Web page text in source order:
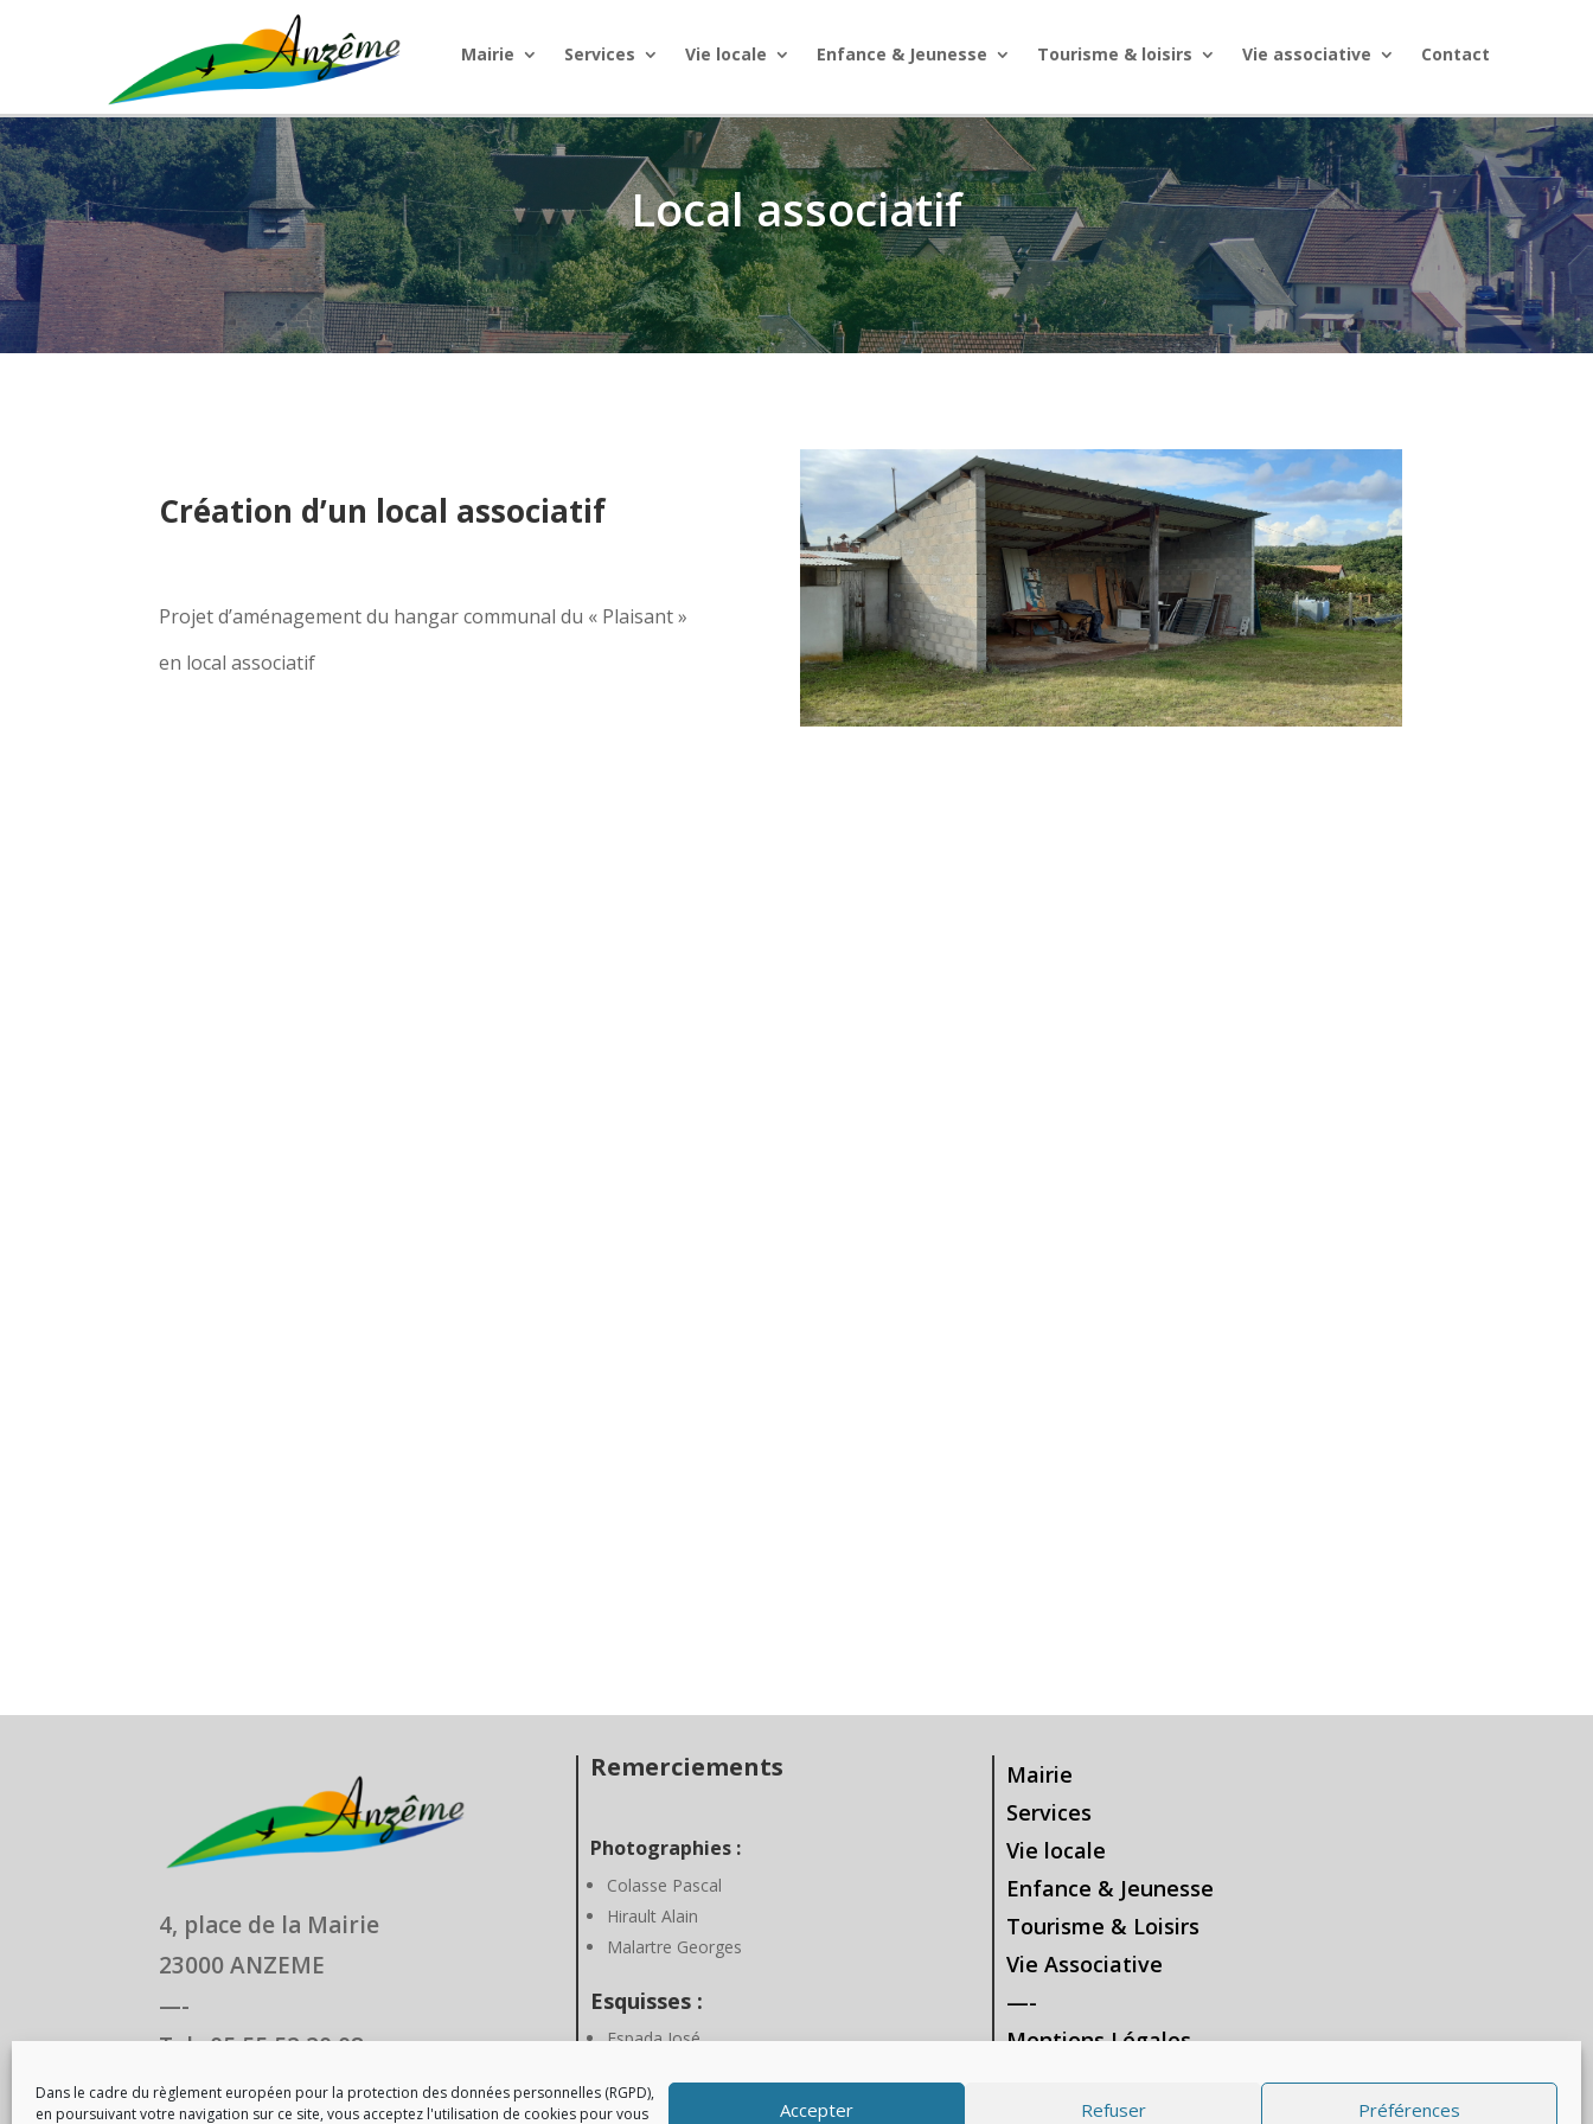
Dans le cadre du règlement européen pour la protection des données personnelles (RGPD),
en poursuivant votre navigation sur ce site, vous acceptez l'utilisation de cookies pour vous
Accepter Refuser Préférences
Mairie Services Vie locale Enfance & Jeunesse Tourisme & loisirs Vie associative Contact
Local associatif
Création d’un local associatif
Projet d’aménagement du hangar communal du « Plaisant »
en local associatif
4, place de la Mairie
23000 ANZEME
—-
Tel : 05 55 52 20 08
Mail : contact@anzeme.fr
Remerciements
Photographies :
Colasse Pascal
Hirault Alain
Malartre Georges
Esquisses :
Espada José
Mairie
Services
Vie locale
Enfance & Jeunesse
Tourisme & Loisirs
Vie Associative
—-
Mentions Légales
Gestion des données personnelles